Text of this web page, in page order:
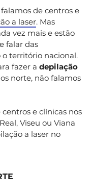
de centros e
a laser. Mas
vez mais e estão
falar das
território nacional.
fazer a depilação
norte, não falamos
e clínicas nos
Viseu ou Viana
a laser no